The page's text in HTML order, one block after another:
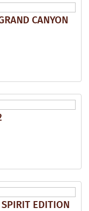
CANYON
EDITION